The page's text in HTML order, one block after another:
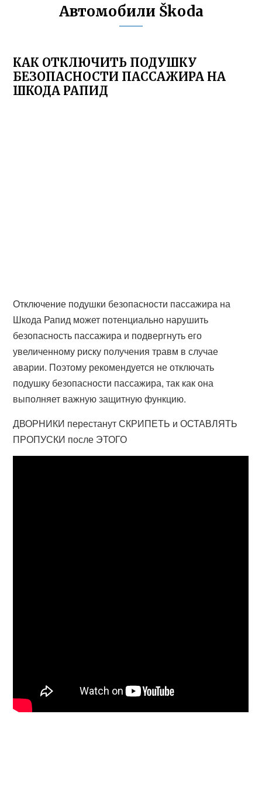
Автомобили Škoda
КАК ОТКЛЮЧИТЬ ПОДУШКУ
БЕЗОПАСНОСТИ ПАССАЖИРА НА
ШКОДА РАПИД
Отключение подушки безопасности пассажира на
Шкода Рапид может потенциально нарушить
безопасность пассажира и подвергнуть его
увеличенному риску получения травм в случае
аварии. Поэтому рекомендуется не отключать
подушку безопасности пассажира, так как она
выполняет важную защитную функцию.
ДВОРНИКИ перестанут СКРИПЕТЬ и ОСТАВЛЯТЬ
ПРОПУСКИ после ЭТОГО